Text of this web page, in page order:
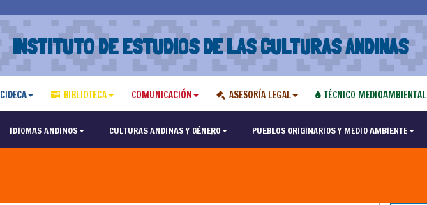
INSTITUTO DE ESTUDIOS DE LAS CULTURAS ANDINAS
CIDECA BIBLIOTECA COMUNICACIÓN ASESORÍA LEGAL TÉCNICO MEDIOAMBIENTAL
IDIOMAS ANDINOS CULTURAS ANDINAS Y GÉNERO PUEBLOS ORIGINARIOS Y MEDIO AMBIENTE